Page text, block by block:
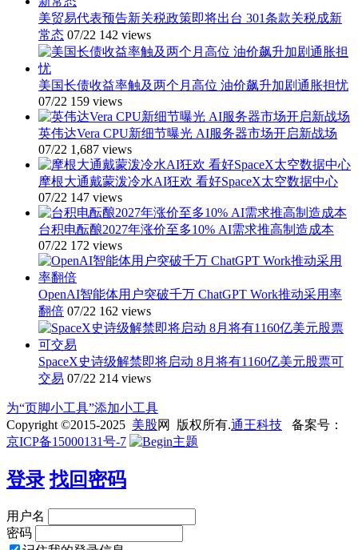
美贸易代表预告新关税政策即将出台 301条款关税成新
常态 07/22 142 views
美国长债收益率触及两个月高位 油价飙升加剧通胀担忧
07/22 159 views
英伟达Vera CPU新细节曝光 AI服务器市场开启新战场
07/22 1,687 views
摩根大通戴蒙泼冷水AI狂欢 看好SpaceX太空数据中心
07/22 147 views
台积电酝酿2027年涨价至多10% AI需求推高制造成本
07/22 172 views
OpenAI智能体用户突破千万 ChatGPT Work推动采用率
翻倍 07/22 162 views
SpaceX史诗级解禁即将启动 8月将有1160亿美元股票可
交易 07/22 214 views
为“页脚小工具”添加小工具
Copyright ©2015-2025 美股网 版权所有.通王科技 备案号：
京ICP备15000131号-7
登录 找回密码
用户名
密码